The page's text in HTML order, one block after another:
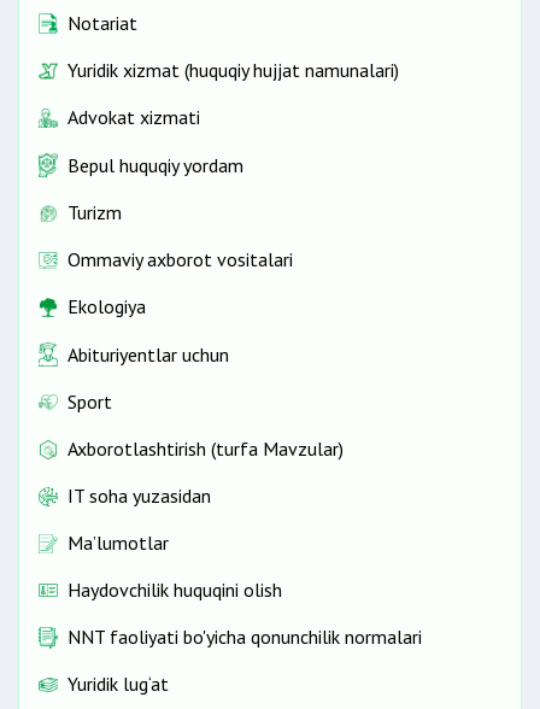
Notariat
Yuridik xizmat (huquqiy hujjat namunalari)
Advokat xizmati
Bepul huquqiy yordam
Turizm
Ommaviy axborot vositalari
Ekologiya
Abituriyentlar uchun
Sport
Axborotlashtirish (turfa Mavzular)
IT soha yuzasidan
Ma’lumotlar
Haydovchilik huquqini olish
NNT faoliyati bo'yicha qonunchilik normalari
Yuridik lug‘at